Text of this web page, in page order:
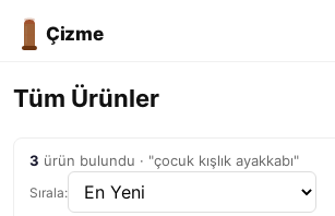
Çizme
Tüm Ürünler
3 ürün bulundu · "çocuk kışlık ayakkabı"
Sırala: